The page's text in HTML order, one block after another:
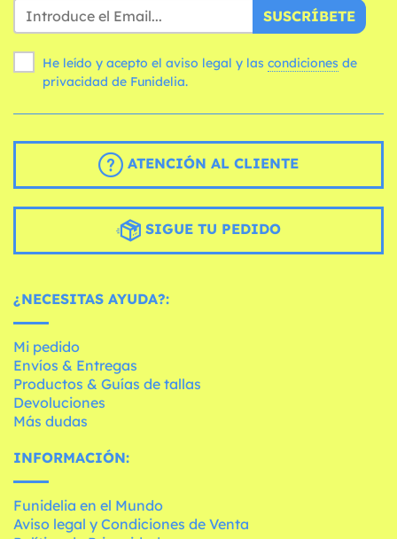
SUSCRÍBETE
He leído y acepto el aviso legal y las condiciones
privacidad de Funidelia.
ATENCIÓN AL CLIENTE
SIGUE TU PEDIDO
¿NECESITAS AYUDA?:
Mi pedido
Envíos & Entregas
Productos & Guías de tallas
Devoluciones
Más dudas
INFORMACIÓN:
Funidelia en el Mundo
Aviso legal y Condiciones de Venta